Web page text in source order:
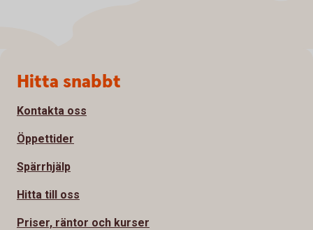
Sidfot
Hitta snabbt
Kontakta oss
Öppettider
Spärrhjälp
Hitta till oss
Priser, räntor och kurser